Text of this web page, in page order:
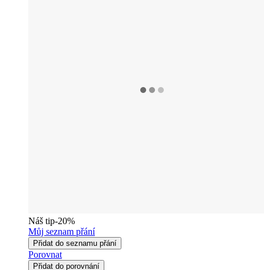
Náš tip-20%
Můj seznam přání
Přidat do seznamu přání
Porovnat
Přidat do porovnání